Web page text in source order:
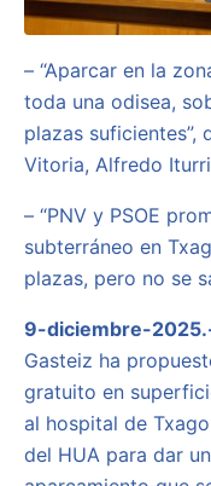
– “Aparcar en la
toda una odisea,
plazas suficientes”,
Vitoria, Alfredo
– “PNV y PSOE
subterráneo en
plazas, pero no se
9-diciembre-
Gasteiz ha
gratuito en
al hospital de
del HUA para dar